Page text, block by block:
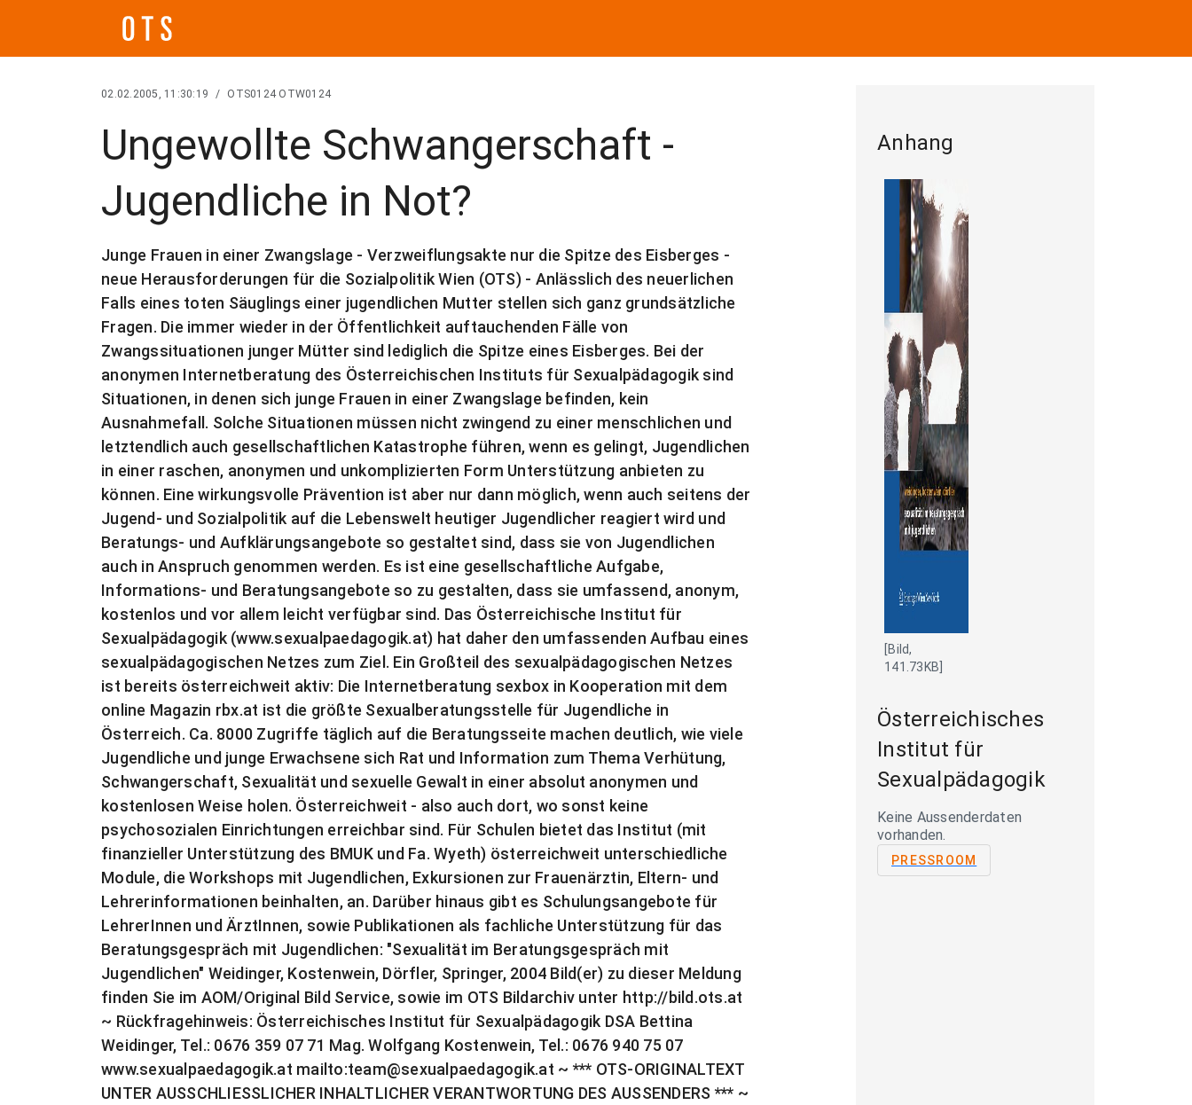
02.02.2005, 11:30:19 / OTS0124 OTW0124
Ungewollte Schwangerschaft -
Jugendliche in Not?
Junge Frauen in einer Zwangslage - Verzweiflungsakte nur die Spitze des Eisberges -
neue Herausforderungen für die Sozialpolitik Wien (OTS) - Anlässlich des neuerlichen
Falls eines toten Säuglings einer jugendlichen Mutter stellen sich ganz grundsätzliche
Fragen. Die immer wieder in der Öffentlichkeit auftauchenden Fälle von
Zwangssituationen junger Mütter sind lediglich die Spitze eines Eisberges. Bei der
anonymen Internetberatung des Österreichischen Instituts für Sexualpädagogik sind
Situationen, in denen sich junge Frauen in einer Zwangslage befinden, kein
Ausnahmefall. Solche Situationen müssen nicht zwingend zu einer menschlichen und
letztendlich auch gesellschaftlichen Katastrophe führen, wenn es gelingt, Jugendlichen
in einer raschen, anonymen und unkomplizierten Form Unterstützung anbieten zu
können. Eine wirkungsvolle Prävention ist aber nur dann möglich, wenn auch seitens der
Jugend- und Sozialpolitik auf die Lebenswelt heutiger Jugendlicher reagiert wird und
Beratungs- und Aufklärungsangebote so gestaltet sind, dass sie von Jugendlichen
auch in Anspruch genommen werden. Es ist eine gesellschaftliche Aufgabe,
Informations- und Beratungsangebote so zu gestalten, dass sie umfassend, anonym,
kostenlos und vor allem leicht verfügbar sind. Das Österreichische Institut für
Sexualpädagogik (www.sexualpaedagogik.at) hat daher den umfassenden Aufbau eines
sexualpädagogischen Netzes zum Ziel. Ein Großteil des sexualpädagogischen Netzes
ist bereits österreichweit aktiv: Die Internetberatung sexbox in Kooperation mit dem
online Magazin rbx.at ist die größte Sexualberatungsstelle für Jugendliche in
Österreich. Ca. 8000 Zugriffe täglich auf die Beratungsseite machen deutlich, wie viele
Jugendliche und junge Erwachsene sich Rat und Information zum Thema Verhütung,
Schwangerschaft, Sexualität und sexuelle Gewalt in einer absolut anonymen und
kostenlosen Weise holen. Österreichweit - also auch dort, wo sonst keine
psychosozialen Einrichtungen erreichbar sind. Für Schulen bietet das Institut (mit
finanzieller Unterstützung des BMUK und Fa. Wyeth) österreichweit unterschiedliche
Module, die Workshops mit Jugendlichen, Exkursionen zur Frauenärztin, Eltern- und
Lehrerinformationen beinhalten, an. Darüber hinaus gibt es Schulungsangebote für
LehrerInnen und ÄrztInnen, sowie Publikationen als fachliche Unterstützung für das
Beratungsgespräch mit Jugendlichen: "Sexualität im Beratungsgespräch mit
Jugendlichen" Weidinger, Kostenwein, Dörfler, Springer, 2004 Bild(er) zu dieser Meldung
finden Sie im AOM/Original Bild Service, sowie im OTS Bildarchiv unter http://bild.ots.at
~ Rückfragehinweis: Österreichisches Institut für Sexualpädagogik DSA Bettina
Weidinger, Tel.: 0676 359 07 71 Mag. Wolfgang Kostenwein, Tel.: 0676 940 75 07
www.sexualpaedagogik.at mailto:team@sexualpaedagogik.at ~ *** OTS-ORIGINALTEXT
UNTER AUSSCHLIESSLICHER INHALTLICHER VERANTWORTUNG DES AUSSENDERS *** ~
Anhang
[Bild,
141.73KB]
Österreichisches
Institut für
Sexualpädagogik
Keine Aussenderdaten
vorhanden.
PRESSROOM